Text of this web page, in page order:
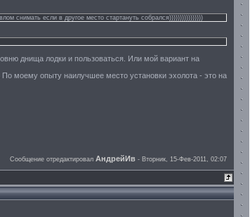
снимать если в другое место стартануть собрался))))))))))))))))
днища лодки и пользоваться. Или мой вариант на
По моему опыту наилучшее место установки эхолота - это на
Сообщение отредактировал АндрейИв - Вторник, 15-Фев-2011, 02:07